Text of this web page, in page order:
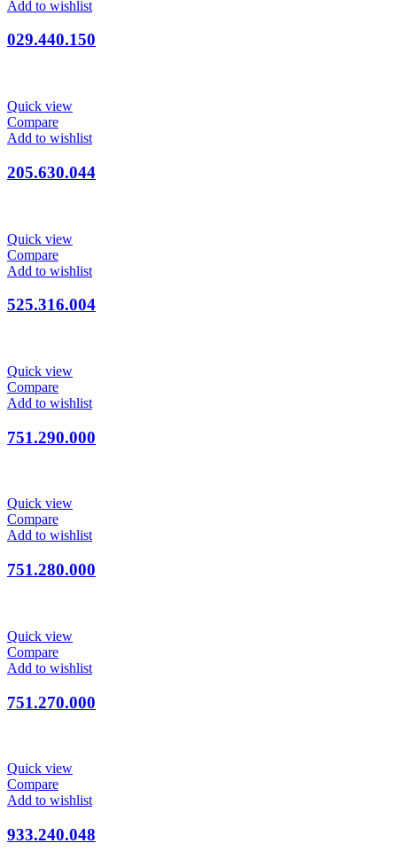
Add to wishlist
029.440.150
Quick view
Compare
Add to wishlist
205.630.044
Quick view
Compare
Add to wishlist
525.316.004
Quick view
Compare
Add to wishlist
751.290.000
Quick view
Compare
Add to wishlist
751.280.000
Quick view
Compare
Add to wishlist
751.270.000
Quick view
Compare
Add to wishlist
933.240.048